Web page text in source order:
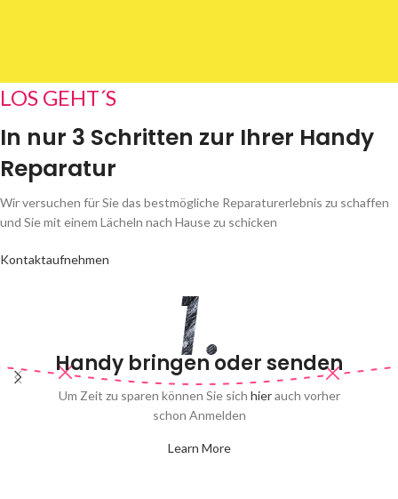
LOS GEHT´S
In nur 3 Schritten zur Ihrer Handy
Reparatur
Wir versuchen für Sie das bestmögliche Reparaturerlebnis zu schaffen
und Sie mit einem Lächeln nach Hause zu schicken
Kontaktaufnehmen
Handy bringen oder senden
Um Zeit zu sparen können Sie sich hierauch vorher
schon Anmelden
Learn More